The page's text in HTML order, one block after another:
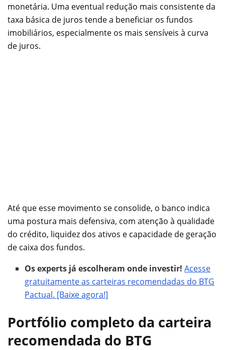
monetária. Uma eventual redução mais consistente da
taxa básica de juros tende a beneficiar os fundos
imobiliários, especialmente os mais sensíveis à curva
de juros.
Até que esse movimento se consolide, o banco indica
uma postura mais defensiva, com atenção à qualidade
do crédito, liquidez dos ativos e capacidade de geração
de caixa dos fundos.
Os experts já escolheram onde investir! Acesse
gratuitamente as carteiras recomendadas do BTG
Pactual. [Baixe agora!]
Portfólio completo da carteira
recomendada do BTG